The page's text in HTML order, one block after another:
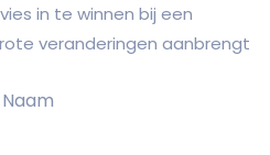
in te winnen bij een
veranderingen aanbrengt